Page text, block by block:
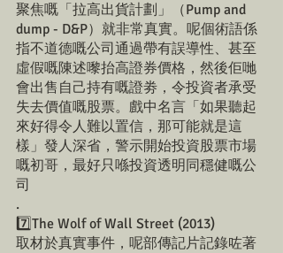
聚焦嘅「拉高出貨計劃」（Pump and
dump - D&P）就非常真實。呢個術語係
指不道德嘅公司通過帶有誤導性、甚至
虛假嘅陳述嚟抬高證券價格，然後佢哋
會出售自己持有嘅證劵，令投資者承受
失去價值嘅股票。戲中名言「如果聽起
來好得令人難以置信，那可能就是這
樣」發人深省，警示開始投資股票市場
嘅初哥，最好只喺投資透明同穩健嘅公
司
.
7️⃣The Wolf of Wall Street (2013)
取材於真實事件，呢部傳記片記錄咗著